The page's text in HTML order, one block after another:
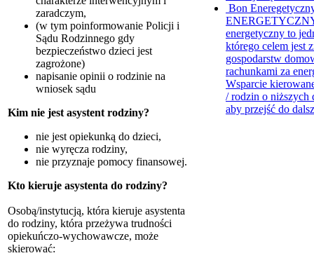
zaradczym,
(w tym poinformowanie Policji i
Sądu Rodzinnego gdy
bezpieczeństwo dzieci jest
zagrożone)
napisanie opinii o rodzinie na
wniosek sądu
Kim nie jest asystent rodziny?
nie jest opiekunką do dzieci,
nie wyręcza rodziny,
nie przyznaje pomocy finansowej.
Kto kieruje asystenta do rodziny?
Osobą/instytucją, która kieruje asystenta
do rodziny, która przeżywa trudności
opiekuńczo-wychowawcze, może
skierować:
Bon
energetyczny to
którego celem jest
gospodarstw
rachunkami za
Wsparcie
/ rodzin o niższych
aby przejść do